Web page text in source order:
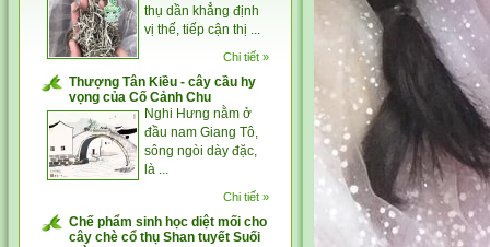
thụ dần khẳng định
vị thế, tiếp cận thị ...
Chi tiết »
Thượng Tân Kiều - cây cầu hy
vọng của Cố Cảnh Chu
Nghi Hưng nằm ở
đầu nam Giang Tô,
sông ngòi dày đặc,
là ...
Chi tiết »
Chế phẩm sinh học diệt mối cho
cây chè cổ thụ Shan tuyết Suối